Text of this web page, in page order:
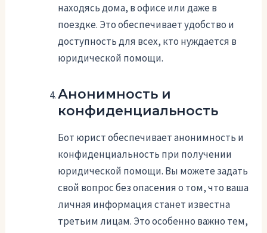
находясь дома, в офисе или даже в
поездке. Это обеспечивает удобство и
доступность для всех, кто нуждается в
юридической помощи.
Анонимность и
конфиденциальность
Бот юрист обеспечивает анонимность и
конфиденциальность при получении
юридической помощи. Вы можете задать
свой вопрос без опасения о том, что ваша
личная информация станет известна
третьим лицам. Это особенно важно тем,